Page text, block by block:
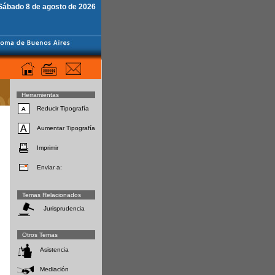
8 de agosto de 2026
Herramientas
Reducir Tipografía
Aumentar Tipografía
Imprimir
Enviar a:
Temas Relacionados
Jurisprudencia
Otros Temas
Asistencia
Mediación